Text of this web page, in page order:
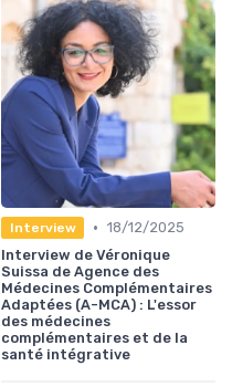
Interview • 18/12/2025
Interview de Véronique
Suissa de Agence des
Médecines Complémentaires
Adaptées (A-MCA) : L'essor
des médecines
complémentaires et de la
santé intégrative